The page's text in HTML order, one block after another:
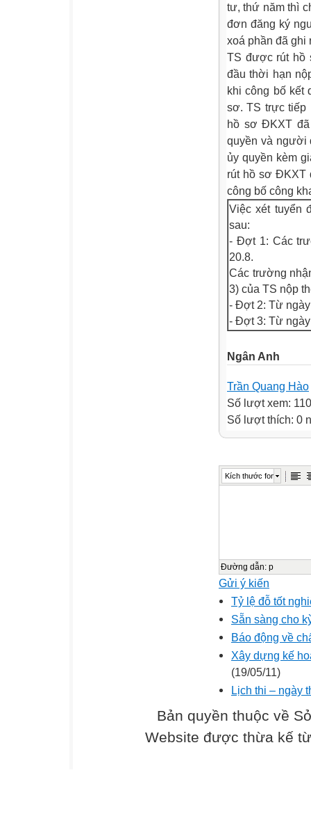
tư, thứ năm thì
đơn đăng ký
xoá phần đã ghi
TS được rút hồ
đầu thời hạn
khi công bố kết
sơ. TS trực tiếp
hồ sơ ĐKXT
quyền và người
ủy quyền kèm
rút hồ sơ ĐKXT
công bố công
Việc xét tuyển
sau:
- Đợt 1: Các
20.8.
Các trường
3) của TS nộp
- Đợt 2: Từ
- Đợt 3: Từ
Ngân Anh
Trần Quang Hào
Số lượt xem:
Số lượt thích: 0
Kích thước font
Đường dẫn: p
Gửi ý kiến
Tỷ lệ đỗ tốt
Sẵn sàng cho
Báo động về
Xây dựng kế
(19/05/11)
Lịch thi – ngày
Bản quyền thuộc về
Website được thừa kế